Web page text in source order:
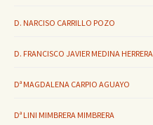
D. NARCISO CARRILLO POZO
D. FRANCISCO JAVIER MEDINA HERRERA
Dª MAGDALENA CARPIO AGUAYO
Dª LINI MIMBRERA MIMBRERA